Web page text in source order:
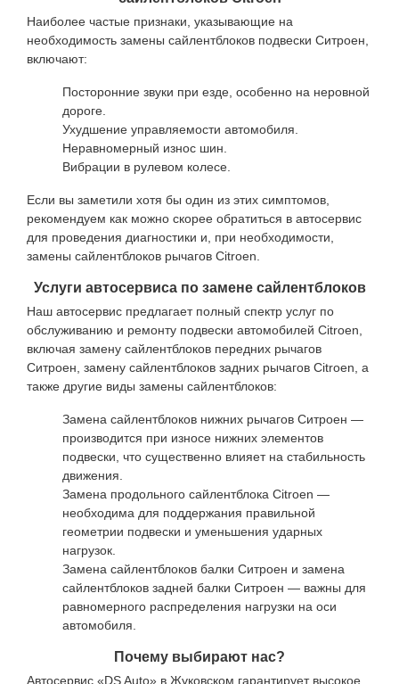
Наиболее частые признаки, указывающие на
необходимость замены сайлентблоков подвески Ситроен,
включают:
Посторонние звуки при езде, особенно на неровной
дороге.
Ухудшение управляемости автомобиля.
Неравномерный износ шин.
Вибрации в рулевом колесе.
Если вы заметили хотя бы один из этих симптомов,
рекомендуем как можно скорее обратиться в автосервис
для проведения диагностики и, при необходимости,
замены сайлентблоков рычагов Citroen.
Услуги автосервиса по замене сайлентблоков
Наш автосервис предлагает полный спектр услуг по
обслуживанию и ремонту подвески автомобилей Citroen,
включая замену сайлентблоков передних рычагов
Ситроен, замену сайлентблоков задних рычагов Citroen, а
также другие виды замены сайлентблоков:
Замена сайлентблоков нижних рычагов Ситроен —
производится при износе нижних элементов
подвески, что существенно влияет на стабильность
движения.
Замена продольного сайлентблока Citroen —
необходима для поддержания правильной
геометрии подвески и уменьшения ударных
нагрузок.
Замена сайлентблоков балки Ситроен и замена
сайлентблоков задней балки Ситроен — важны для
равномерного распределения нагрузки на оси
автомобиля.
Почему выбирают нас?
Автосервис «DS Auto» в Жуковском гарантирует высокое